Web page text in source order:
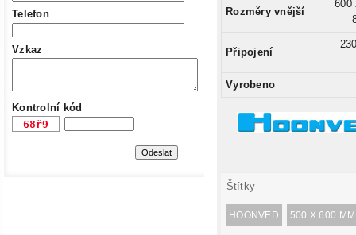
Telefon
Vzkaz
Kontrolní kód
Rozměry vnější
600
Připojení
Vyrobeno
Štítky
HOONVED 500 X 600 MM